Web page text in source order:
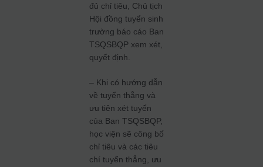
đủ chỉ tiêu, Chủ tịch
Hội đồng tuyển sinh
trường báo cáo Ban
TSQSBQP xem xét,
quyết định.
– Khi có hướng dẫn
về tuyển thẳng và
ưu tiên xét tuyển
của Ban TSQSBQP,
học viện sẽ công bố
chỉ tiêu và các tiêu
chí tuyểnthẳng, ưu